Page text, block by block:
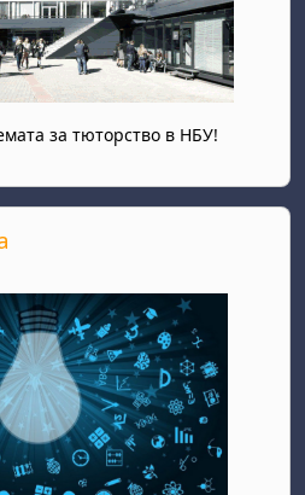
за тюторство в НБУ!